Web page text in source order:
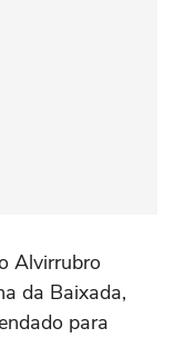
Alvirrubro
da Baixada,
para